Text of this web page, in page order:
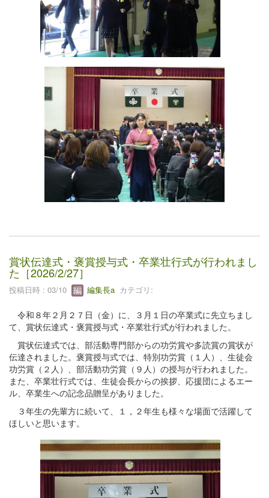
賞状伝達式・褒賞授与式・卒業壮行式が行われまし
た［2026/2/27］
投稿日時 : 03/10 編集長a カテゴリ:
令和８年２月２７日（金）に、３月１日の卒業式に先立ちまし
て、賞状伝達式・褒賞授与式・卒業壮行式が行われました。
賞状伝達式では、部活動専門部からの功労賞や多読賞の賞状が
伝達されました。褒賞授与式では、特別功労賞（１人）、生徒会
功労賞（２人）、部活動功労賞（９人）の授与が行われました。
また、卒業壮行式では、生徒会長からの挨拶、応援団によるエー
ル、卒業生への記念品贈呈がありました。
３年生の先輩方に続いて、１，２年生も様々な場面で活躍して
ほしいと思います。